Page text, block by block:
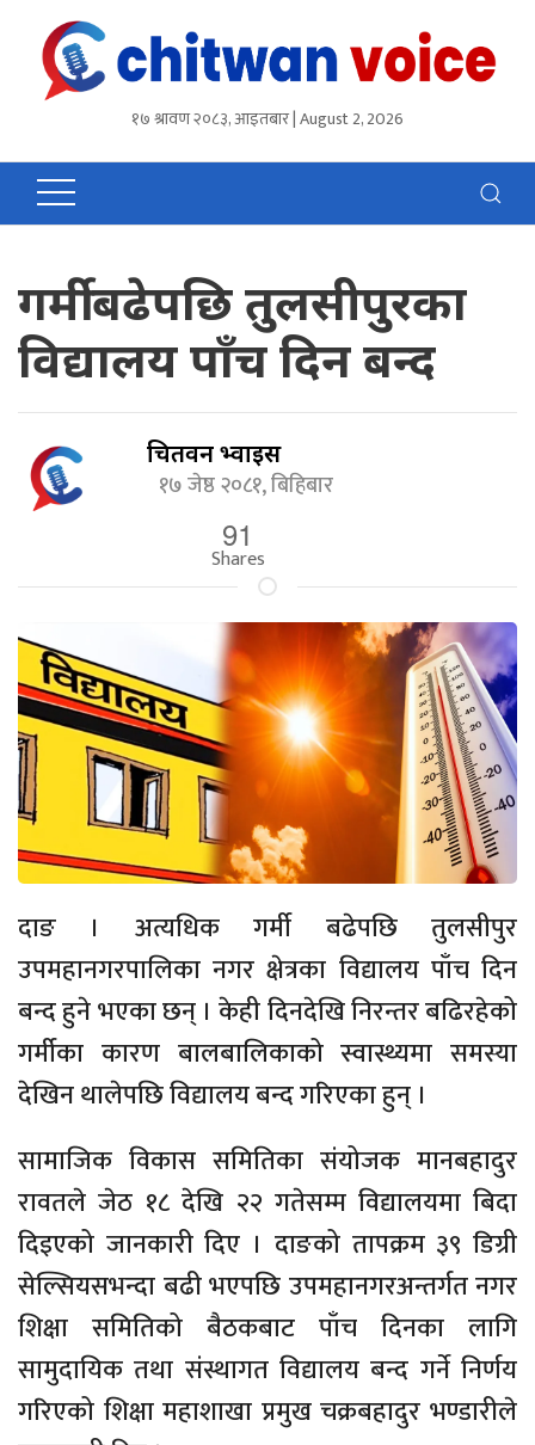
१७ श्रावण २०८३, आइतबार | August 2, 2026
गर्मी बढेपछि तुलसीपुरका
विद्यालय पाँच दिन बन्द
चितवन भ्वाईस
१७ जेष्ठ २०८१, बिहिबार
91
Shares
दाङ । अत्यधिक गर्मी बढेपछि तुलसीपुर
उपमहानगरपालिका नगर क्षेत्रका विद्यालय पाँच दिन
बन्द हुने भएका छन् । केही दिनदेखि निरन्तर बढिरहेको
गर्मीका कारण बालबालिकाको स्वास्थ्यमा समस्या
देखिन थालेपछि विद्यालय बन्द गरिएका हुन् ।
सामाजिक विकास समितिका संयोजक मानबहादुर
रावतले जेठ १८ देखि २२ गतेसम्म विद्यालयमा बिदा
दिइएको जानकारी दिए । दाङको तापक्रम ३९ डिग्री
सेल्सियसभन्दा बढी भएपछि उपमहानगरअन्तर्गत नगर
शिक्षा समितिको बैठकबाट पाँच दिनका लागि
सामुदायिक तथा संस्थागत विद्यालय बन्द गर्ने निर्णय
गरिएको शिक्षा महाशाखा प्रमुख चक्रबहादुर भण्डारीले